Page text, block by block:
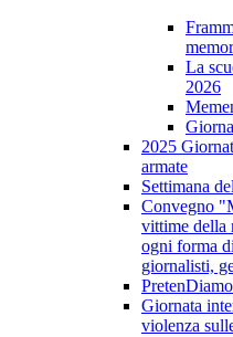
La
2026
2025
armate
Settimana
Convegno
vittime della
ogni forma
giornalisti,
Giornata
violenza